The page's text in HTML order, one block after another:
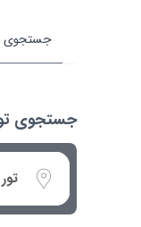
جستجوی
جستجوی
تور